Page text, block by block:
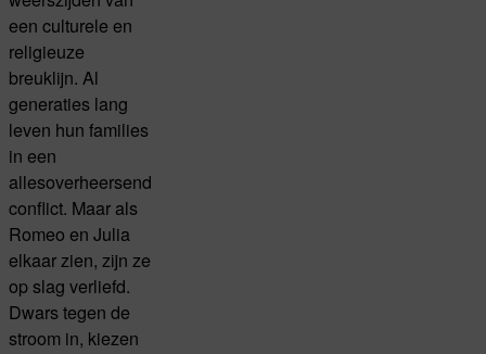
een culturele en
religieuze
breuklijn. Al
generaties lang
leven hun families
in een
allesoverheersend
conflict. Maar als
Romeo en Julia
elkaar zien, zijn ze
op slag verliefd.
Dwars tegen de
stroom in, kiezen